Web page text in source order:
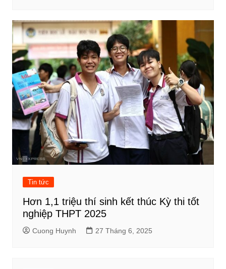
Tin tức
Hơn 1,1 triệu thí sinh kết thúc Kỳ thi tốt
nghiệp THPT 2025
Cuong Huynh 27 Tháng 6, 2025